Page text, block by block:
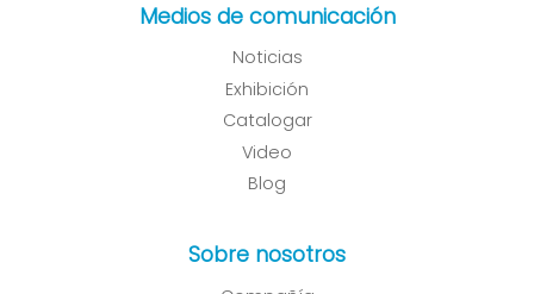
Medios de comunicación
Noticias
Exhibición
Catalogar
Video
Blog
Sobre nosotros